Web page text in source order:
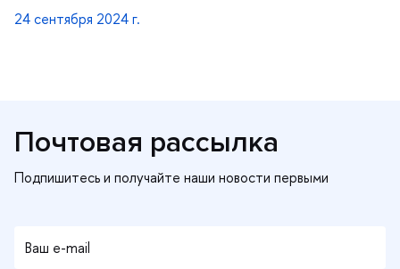
24 сентября 2024 г.
Почтовая рассылка